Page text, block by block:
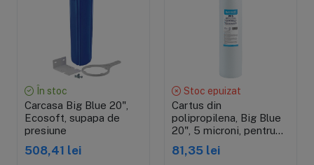
În stoc
Carcasa Big Blue 20",
Ecosoft, supapa de
presiune
508,41 lei
Stoc epuizat
Cartus din
polipropilena, Big Blue
20", 5 microni, pentru
sedimente, 4.5"x20"
81,35 lei